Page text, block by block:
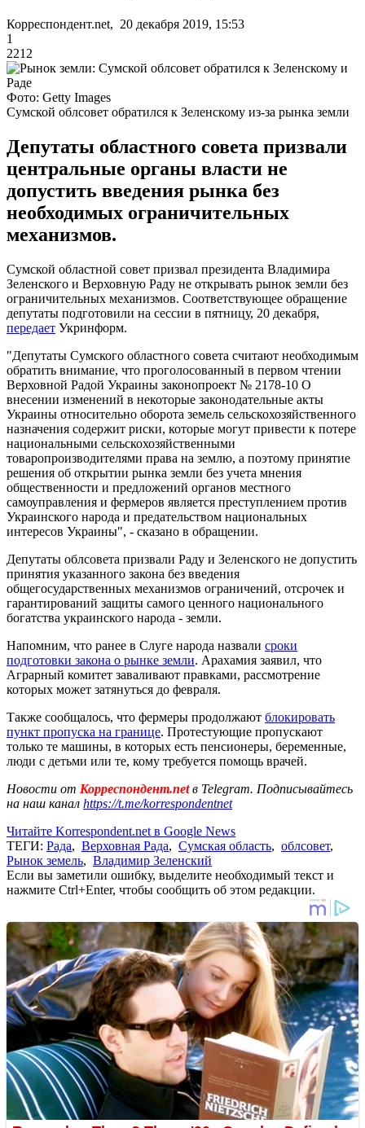
Корреспондент.net, 20 декабря 2019, 15:53
1
2212
Фото: Getty Images
Сумской облсовет обратился к Зеленскому из-за рынка земли
Депутаты областного совета призвали
центральные органы власти не
допустить введения рынка без
необходимых ограничительных
механизмов.
Сумской областной совет призвал президента Владимира
Зеленского и Верховную Раду не открывать рынок земли без
ограничительных механизмов. Соответствующее обращение
депутаты подготовили на сессии в пятницу, 20 декабря,
передает Укринформ.
"Депутаты Сумского областного совета считают необходимым
обратить внимание, что проголосованный в первом чтении
Верховной Радой Украины законопроект № 2178-10 О
внесении изменений в некоторые законодательные акты
Украины относительно оборота земель сельскохозяйственного
назначения содержит риски, которые могут привести к потере
национальными сельскохозяйственными
товаропроизводителями права на землю, а поэтому принятие
решения об открытии рынка земли без учета мнения
общественности и предложений органов местного
самоуправления и фермеров является преступлением против
Украинского народа и предательством национальных
интересов Украины", - сказано в обращении.
Депутаты облсовета призвали Раду и Зеленского не допустить
принятия указанного закона без введения
общегосударственных механизмов ограничений, отсрочек и
гарантирований защиты самого ценного национального
богатства украинского народа - земли.
Напомним, что ранее в Слуге народа назвали сроки
подготовки закона о рынке земли. Арахамия заявил, что
Аграрный комитет заваливают правками, рассмотрение
которых может затянуться до февраля.
Также сообщалось, что фермеры продолжают блокировать
пункт пропуска на границе. Протестующие пропускают
только те машины, в которых есть пенсионеры, беременные,
люди с детьми или те, кому требуется помощь врачей.
Новости от Корреспондент.netв Telegram. Подписывайтесь
на наш канал https://t.me/korrespondentnet
Читайте Korrespondent.net в Google News
ТЕГИ: Рада, Верховная Рада, Сумская область, облсовет,
Рынок земель, Владимир Зеленский
Если вы заметили ошибку, выделите необходимый текст и
нажмите Ctrl+Enter, чтобы сообщить об этом редакции.